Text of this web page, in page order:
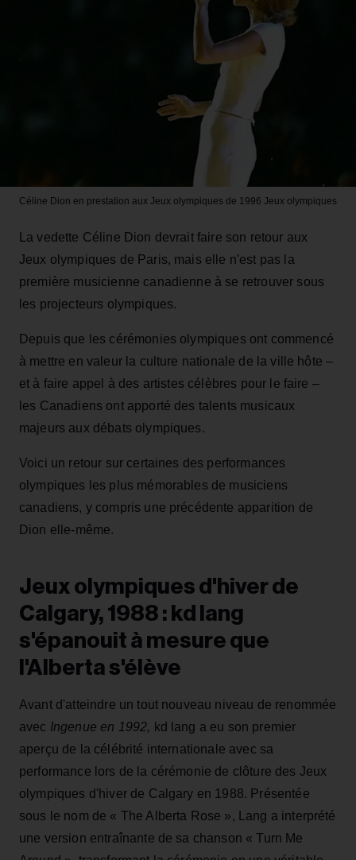
Céline Dion en prestation aux Jeux olympiques de 1996 Jeux olympiques
La vedette Céline Dion devrait faire son retour aux
Jeux olympiques de Paris, mais elle n'est pas la
première musicienne canadienne à se retrouver sous
les projecteurs olympiques.
Depuis que les cérémonies olympiques ont commencé
à mettre en valeur la culture nationale de la ville hôte –
et à faire appel à des artistes célèbres pour le faire –
les Canadiens ont apporté des talents musicaux
majeurs aux débats olympiques.
Voici un retour sur certaines des performances
olympiques les plus mémorables de musiciens
canadiens, y compris une précédente apparition de
Dion elle-même.
Jeux olympiques d'hiver de
Calgary, 1988 : kd lang
s'épanouit à mesure que
l'Alberta s'élève
Avant d'atteindre un tout nouveau niveau de renommée
avec Ingenue en 1992, kd lang a eu son premier
aperçu de la célébrité internationale avec sa
performance lors de la cérémonie de clôture des Jeux
olympiques d'hiver de Calgary en 1988. Présentée
sous le nom de « The Alberta Rose », Lang a interprété
une version entraînante de sa chanson « Turn Me